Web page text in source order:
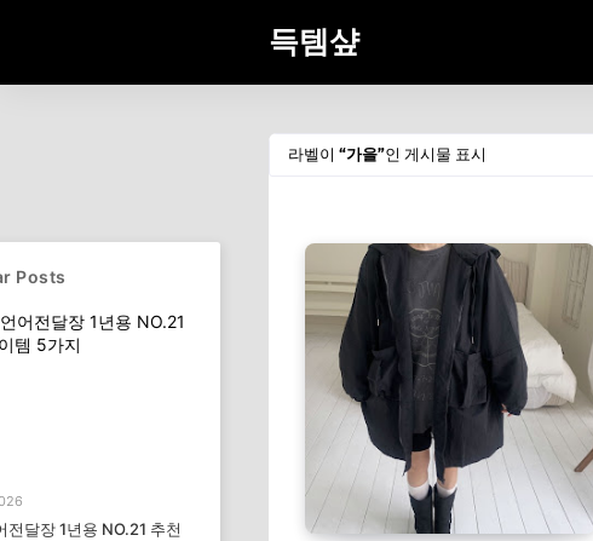
득템샾
라벨이 가을 인 게시물 표시
Posts
전달장 1년용 NO.21 추천